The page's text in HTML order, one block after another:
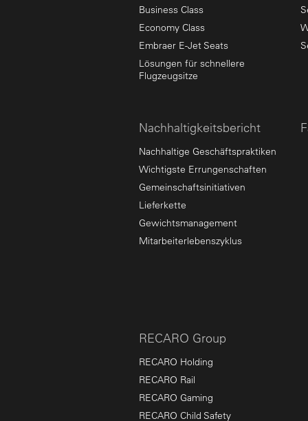
Business Class
Economy Class
Embraer E-Jet Seats
Lösungen für schnellere
Flugzeugsitze
Nachhaltigkeitsbericht
Nachhaltige Geschäftspraktiken
Wichtigste Errungenschaften
Gemeinschaftsinitiativen
Lieferkette
Gewichtsmanagement
Mitarbeiterlebenszyklus
RECARO Group
RECARO Holding
RECARO Rail
RECARO Gaming
RECARO Child Safety